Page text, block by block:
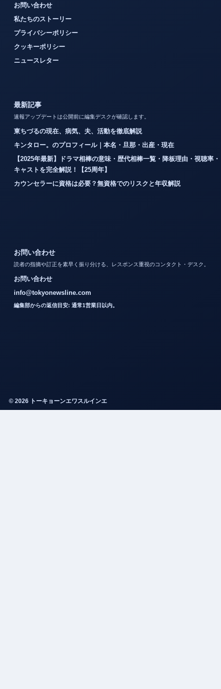
お問い合わせ
私たちのストーリー
プライバシーポリシー
クッキーポリシー
ニュースレター
最新記事
速報アップデートは公開前に編集デスクが確認します。
東ちづるの現在、病気、夫、活動を徹底解説
キンタロー。のプロフィール｜本名・旦那・出産・現在
【2025年最新】ドラマ相棒の意味・歴代相棒一覧・降板理由・視聴率・
キャストを完全解説！【25周年】
カウンセラーに資格は必要？無資格でのリスクと年収解説
お問い合わせ
読者の指摘や訂正を素早く振り分ける、レスポンス重視のコンタクト・デスク。
お問い合わせ
info@tokyonewsline.com
編集部からの返信目安: 通常1営業日以内。
© 2026 トーキョーンエワスルインエ